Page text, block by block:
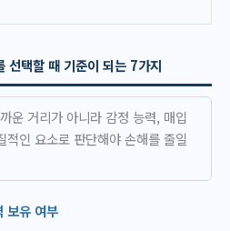
선택할 때 기준이 되는 7가지
운 거리가 아니라 감정 능력, 매입
인 요소로 판단해야 손해를 줄일
보유 여부